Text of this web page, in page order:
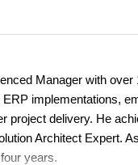
Manager with
implementations,
project delivery. He
Architect Expert.
years.